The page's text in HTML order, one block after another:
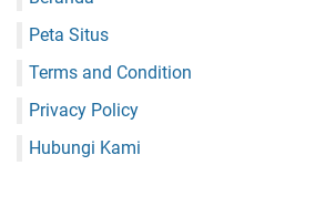
Peta Situs
Terms and Condition
Privacy Policy
Hubungi Kami